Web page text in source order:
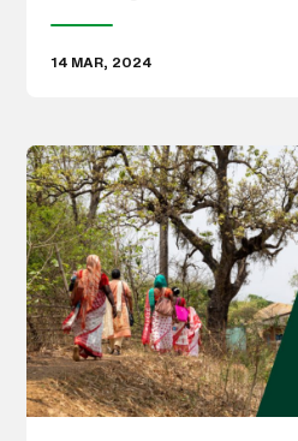
14 MAR, 2024